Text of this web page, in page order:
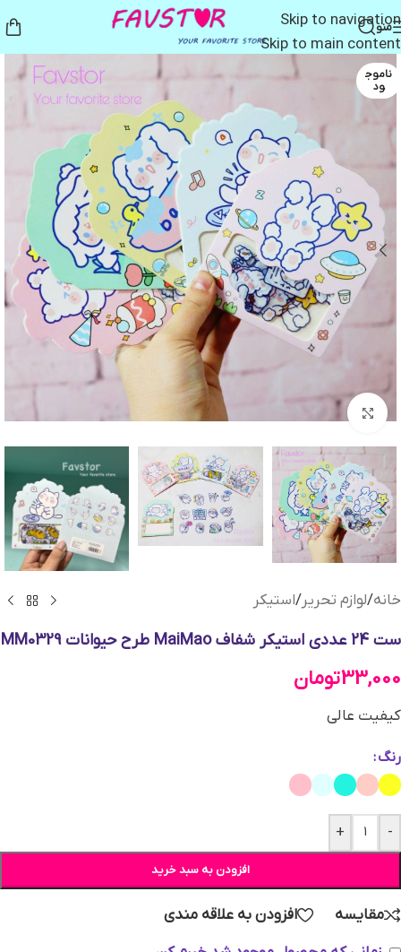
Skip to navigation
Skip to main content
منو
ناموج
ود
بزرگنمایی تصویر
خانه/لوازم تحریر/استیکر
ست 24 عددی استیکر شفاف MaiMao طرح حیوانات MM0329
33,000تومان
کیفیت عالی
رنگ
-
+
افزودن به سبد خرید
مقایسه
افزودن به علاقه مندی